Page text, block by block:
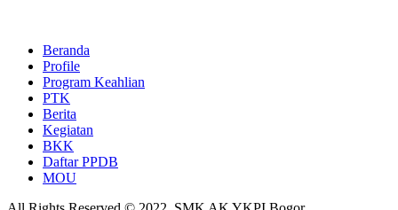
Beranda
Profile
Program Keahlian
PTK
Berita
Kegiatan
BKK
Daftar PPDB
MOU